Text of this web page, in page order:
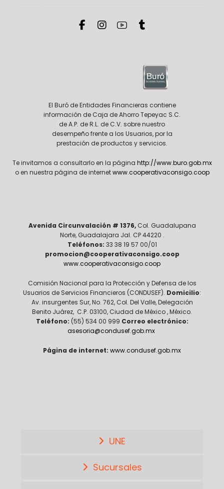
El Buró de Entidades Financieras contiene
información de Caja de Ahorro Tepeyac S.C.
de A.P. de R.L. de C.V. sobre nuestro
desempeño frente a los Usuarios, por la
prestación de productos y servicios.
Te invitamos a consultarlo en la página http://www.buro.gob.mx
o en nuestra página de internetwww.cooperativaconsigo.coop
Avenida Circunvalación # 1376, Col. Guadalupana
Norte, Guadalajara Jal. CP 44220 .
Teléfonos: 33 38 19 57 00/01
promocion@cooperativaconsigo.coop
www.cooperativaconsigo.coop
Comisión Nacional para la Protección y Defensa de los
Usuarios de Servicios Financieros (CONDUSEF). Domicilio:
Av. insurgentes Sur, No. 762, Col. Del Valle, Delegación
Benito Juárez, C.P. 03100, Ciudad de México , México.
Teléfono: (55) 534 00 999 Correo electrónico:
asesoria@condusef.gob.mx
Página de internet: www.condusef.gob.mx
UNE
Sucursales